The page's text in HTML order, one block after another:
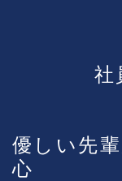
社
優しい先
心